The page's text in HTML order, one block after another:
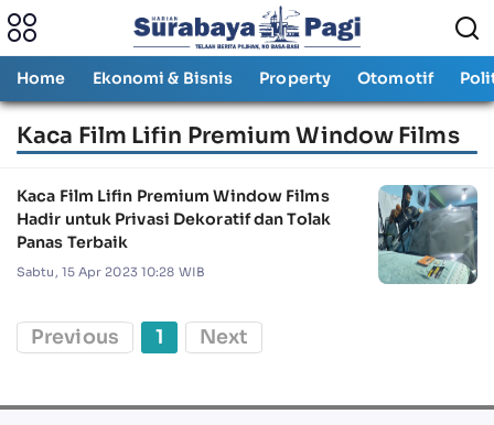
Home Ekonomi & Bisnis Property Otomotif
Kaca Film Lifin Premium Window Films
Kaca Film Lifin Premium Window Films
Hadir untuk Privasi Dekoratif dan Tolak
Panas Terbaik
Sabtu, 15 Apr 2023 10:28 WIB
Previous 1 Next